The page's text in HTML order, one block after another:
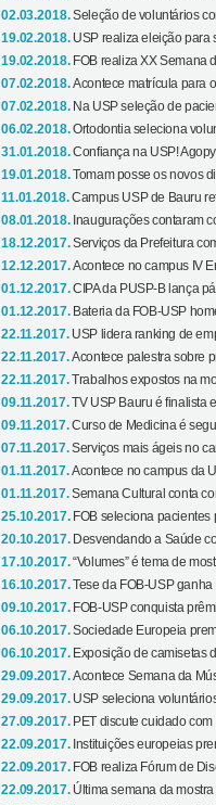
02.03.2018.Seleção de voluntários
19.02.2018. USP realiza eleição para
19.02.2018. FOB realiza XX Semana
07.02.2018.Acontece matrícula para
07.02.2018. Na USP seleção de
06.02.2018.Ortodontia seleciona
31.01.2018.Confiança na USP!
19.01.2018.Tomam posse os novos
11.01.2018.Campus USP de Bauru
08.01.2018. Inaugurações contaram
18.12.2017.Serviços da Prefeitura
12.12.2017.Acontece no campus IV
01.12.2017.CIPA da PUSP-B lança
01.12.2017. Bateria da FOB-USP
22.11.2017. USP lidera ranking de
22.11.2017.Acontece palestra sobre
22.11.2017.Trabalhos expostos na
09.11.2017.TV USP Bauru é finalista
09.11.2017.Curso de Medicina é
07.11.2017.Serviços mais ágeis no
01.11.2017.Acontece no campus da
01.11.2017.Semana Cultural conta
25.10.2017. FOB seleciona pacientes
20.10.2017. Desvendando a Saúde
17.10.2017.“Volumes” é tema de
16.10.2017.Tese da FOB-USP
09.10.2017. FOB-USP conquista
06.10.2017.Sociedade Europeia
06.10.2017. Exposição de camisetas
29.09.2017.Acontece Semana da
29.09.2017. USP seleciona
27.09.2017. PET discute cuidado
22.09.2017. Instituições europeias
22.09.2017. FOB realiza Fórum de
22.09.2017. Última semana da mostra